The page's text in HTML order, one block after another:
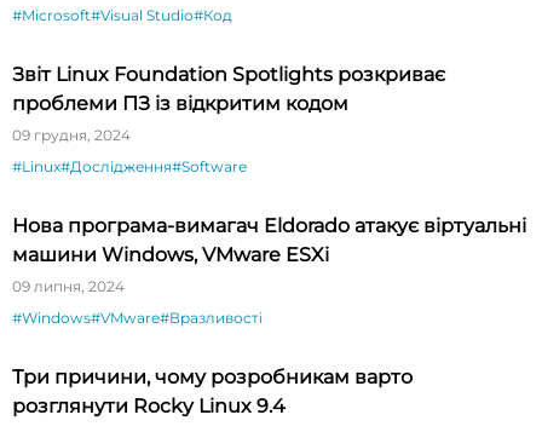
#Microsoft#Visual Studio#Код
Звіт Linux Foundation Spotlights розкриває
проблеми ПЗ із відкритим кодом
09 грудня, 2024
#Linux#Дослідження#Software
Нова програма-вимагач Eldorado атакує віртуальні
машини Windows, VMware ESXi
09 липня, 2024
#Windows#VMware#Вразливості
Три причини, чому розробникам варто
розглянути Rocky Linux 9.4